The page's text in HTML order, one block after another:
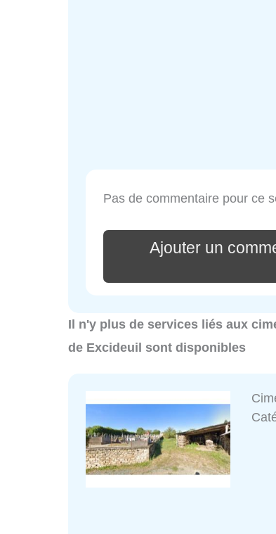
Pas de commentaire pour ce
Ajouter un
Il n'y plus de services liés aux
de Excideuil sont disponibles